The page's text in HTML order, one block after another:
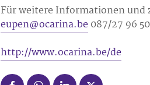
Für weitere Informationen und
eupen@ocarina.be087/27 96
http://www.ocarina.be/de